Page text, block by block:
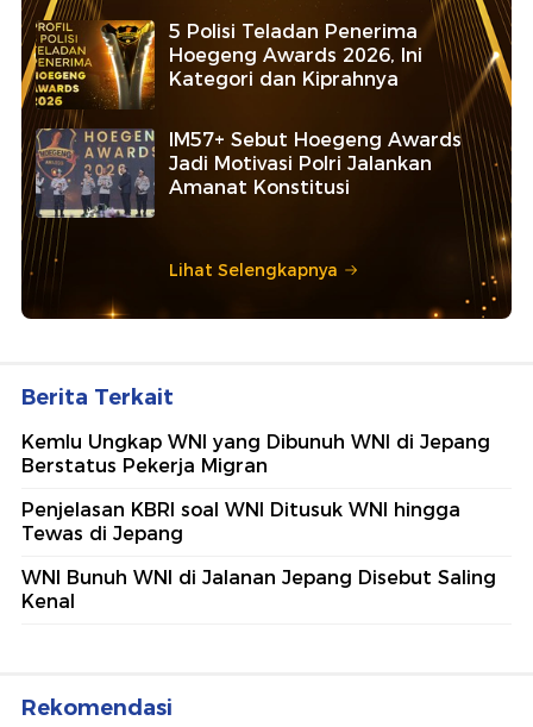
5 Polisi Teladan Penerima
Hoegeng Awards 2026, Ini
Kategori dan Kiprahnya
IM57+ Sebut Hoegeng Awards
Jadi Motivasi Polri Jalankan
Amanat Konstitusi
Lihat Selengkapnya
Berita Terkait
Kemlu Ungkap WNI yang Dibunuh WNI di Jepang
Berstatus Pekerja Migran
Penjelasan KBRI soal WNI Ditusuk WNI hingga
Tewas di Jepang
WNI Bunuh WNI di Jalanan Jepang Disebut Saling
Kenal
Rekomendasi